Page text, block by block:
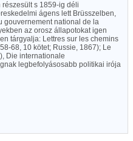
s 1859-ig déli
ágens lett Brüsszelben,
gouvernement national de la
az orosz állapotokat igen
tárgyalja: Lettres sur les chemins
68, 10 kötet; Russie, 1867); Le
Die internationale
legbefolyásosabb politikai irója